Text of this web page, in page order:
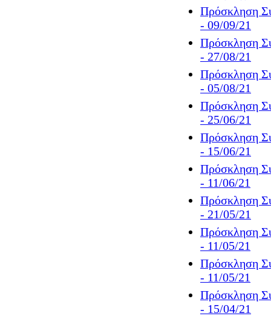
Πρόσκληση
- 09/09/21
Πρόσκληση
- 27/08/21
Πρόσκληση
- 05/08/21
Πρόσκληση
- 25/06/21
Πρόσκληση
- 15/06/21
Πρόσκληση
- 11/06/21
Πρόσκληση
- 21/05/21
Πρόσκληση
- 11/05/21
Πρόσκληση
- 11/05/21
Πρόσκληση
- 15/04/21